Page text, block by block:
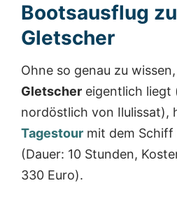
Bootsausflug
Gletscher
Ohne so genau zu
Gletscher eigentlich liegt
nordöstlich von Ilulissat),
Tagestour mit dem
(Dauer: 10 Stunden,
330 Euro).